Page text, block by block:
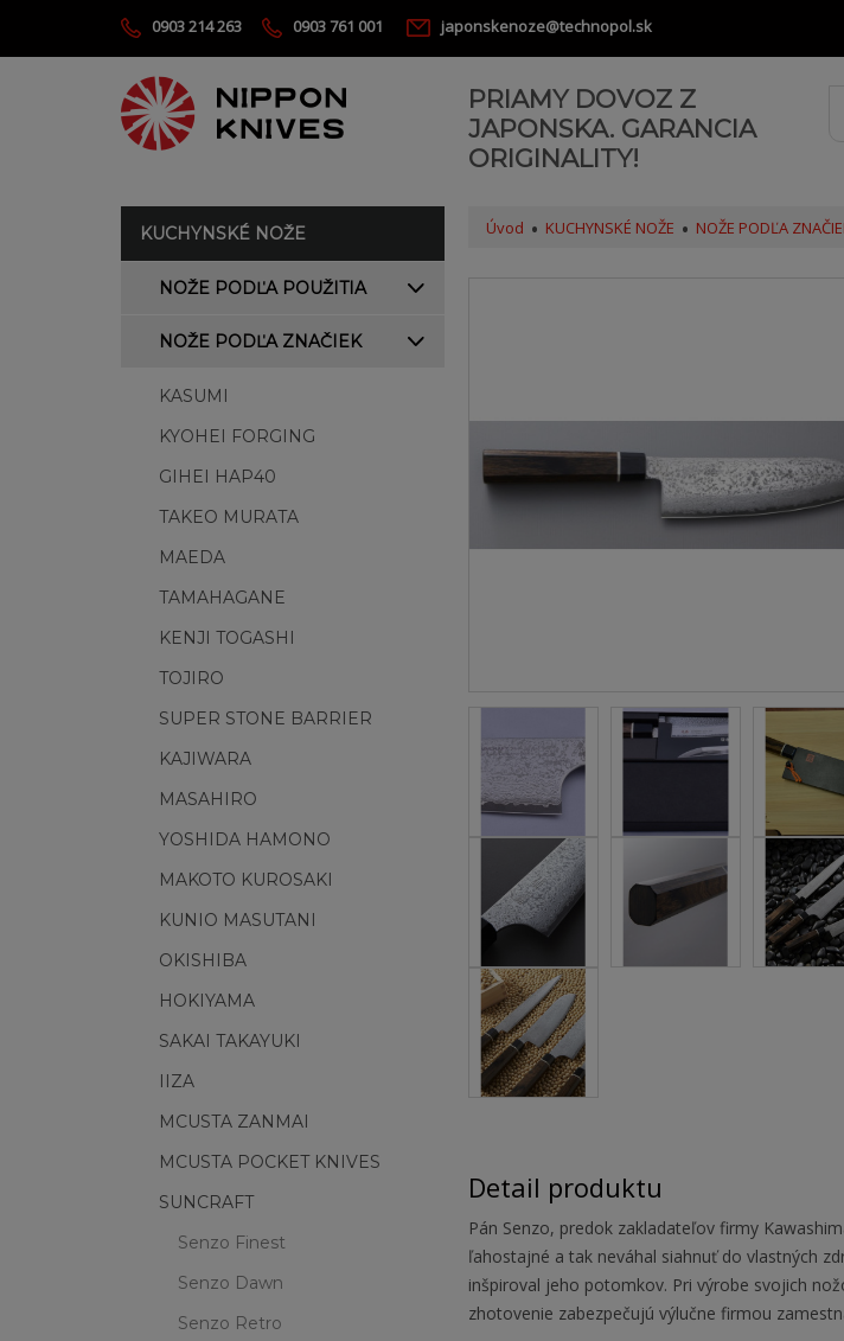
0903 214 263 0903 761 001 japonskenoze@technopol.sk
PRIAMY DOVOZ Z
JAPONSKA. GARANCIA
ORIGINALITY!
KUCHYNSKÉ NOŽE
NOŽE PODĽA POUŽITIA
NOŽE PODĽA ZNAČIEK
KASUMI
KYOHEI FORGING
GIHEI HAP40
TAKEO MURATA
MAEDA
TAMAHAGANE
KENJI TOGASHI
TOJIRO
SUPER STONE BARRIER
KAJIWARA
MASAHIRO
YOSHIDA HAMONO
MAKOTO KUROSAKI
KUNIO MASUTANI
OKISHIBA
HOKIYAMA
SAKAI TAKAYUKI
IIZA
MCUSTA ZANMAI
MCUSTA POCKET KNIVES
SUNCRAFT
Senzo Finest
Senzo Dawn
Senzo Retro
Úvod KUCHYNSKÉ NOŽE NOŽE PODĽA
Detail produktu
Pán Senzo, predok zakladateľov firmy
ľahostajné a tak neváhal siahnuť do vlastných
inšpiroval jeho potomkov. Pri výrobe svojich
zhotovenie zabezpečujú výlučne firmou